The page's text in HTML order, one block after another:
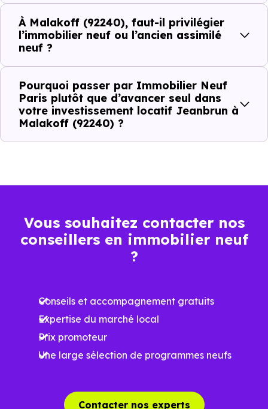
À
investissement
locatifse lit à travers plusieurs critères concrets :
Critères de terrain à considérer pour votre
investissement immobilier avec le dispositif
Jeanbrun
L'accès aux transports
La proximité des commerces et services
La tension locative
Le type de logements le plus recherché
dispositif Jeanbrunrenforce l’intérêt de cette
À Malakoff (92240), faut-il privilégier
l’immobilier neuf ou l’ancien assimilé
neuf ?
Pourquoi passer par Immobilier Neuf
Paris plutôt que d’avancer seul dans
votre investissement locatif Jeanbrun à
Malakoff (92240) ?
Vous souhaitez contacter nos
conseillers en immobilier neuf
?
Conseils et accompagnement gratuits
Expertise du marché local
Prix promoteur
Une large sélection de programmes neufs
Contacter nos experts